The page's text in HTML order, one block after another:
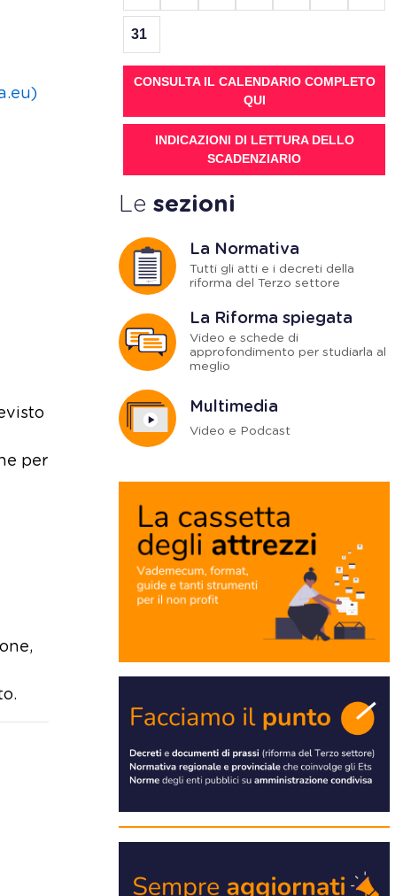
per
31
CONSULTA IL CALENDARIO COMPLETO
QUI
INDICAZIONI DI LETTURA DELLO
SCADENZIARIO
Le sezioni
La Normativa
Tutti gli atti e i decreti della
riforma del Terzo settore
La Riforma spiegata
Video e schede di
approfondimento per studiarla al
meglio
Multimedia
Video e Podcast